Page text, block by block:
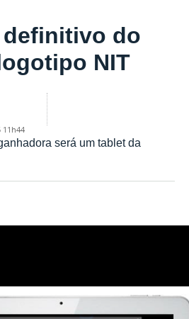
do
NIT
11h44
será um tablet da